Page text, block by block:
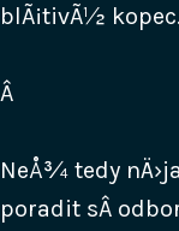
blÃ¡tivÃ½ kopec.
Â
NeÅ¾ tedy
poradit sÂ